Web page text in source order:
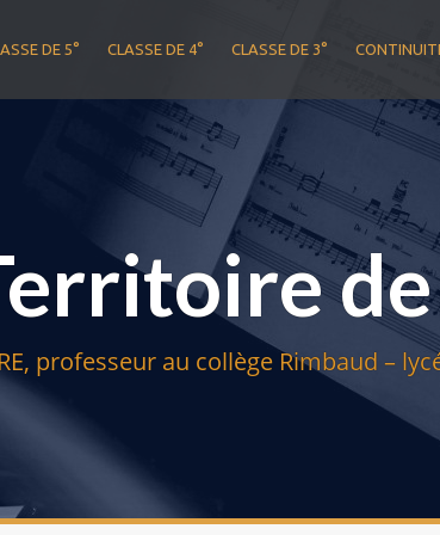
DE 5° CLASSE DE 4° CLASSE DE 3°
professeur au collège Rimbaud –